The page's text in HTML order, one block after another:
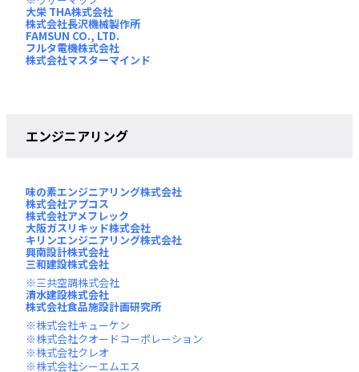
大栄 THA株式会社
株式会社長沢機械製作所
FAMSUN CO., LTD.
フルタ電機株式会社
株式会社マスターマインド
エンジニアリング
味の素エンジニアリング株式会社
株式会社アプコス
株式会社アメフレック
大阪ガスリキッド株式会社
キリンエンジニアリング株式会社
興南設計株式会社
三和建設株式会社
三共空調株式会社
清水建設株式会社
株式会社食品施設計画研究所
株式会社キューケン
株式会社クオードコーポレーション
株式会社クレオ
株式会社シーエムエス